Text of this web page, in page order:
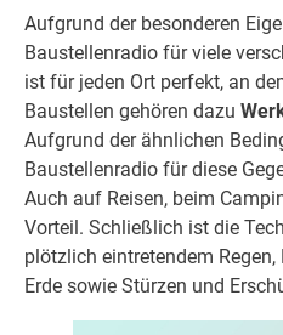
Aufgrund der besonderen
Baustellenradio für viele
ist für jeden Ort perfekt, an
Baustellen gehören dazu
Aufgrund der ähnlichen
Baustellenradio für diese
Auch auf Reisen, beim
Vorteil. Schließlich ist die
plötzlich eintretendem
Erde sowie Stürzen und